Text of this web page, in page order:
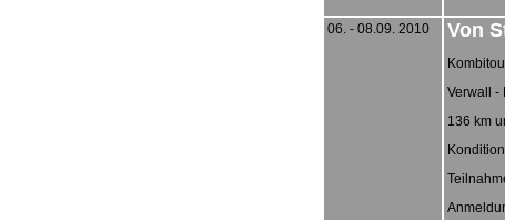
06. - 08.09. 2010 Von
Verwall -
136 km